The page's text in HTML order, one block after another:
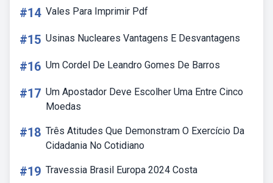
#14 Vales Para Imprimir Pdf
#15 Usinas Nucleares Vantagens E Desvantagens
#16 Um Cordel De Leandro Gomes De Barros
#17 Um Apostador Deve Escolher Uma Entre Cinco
Moedas
#18 Três Atitudes Que Demonstram O Exercício Da
Cidadania No Cotidiano
#19 Travessia Brasil Europa 2024 Costa